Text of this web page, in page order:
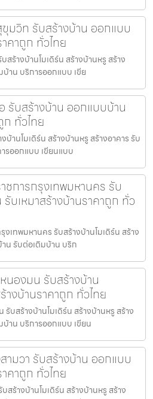
มวิท รับสร้างบ้าน ออกแบบ
คาถูก ทั่วไทย
ร้างบ้านโมเดิร์น สร้างบ้านหรู สร้าง
บ้าน บริการออกแบบ เขีย
รับสร้างบ้าน ออกแบบบ้าน
ก ทั่วไทย
บ้านโมเดิร์น สร้างบ้านหรู สร้างอาคาร รับ
รออกแบบ เขียนแบบ
ชการกรุงเทพมหานคร รับ
บเหมาสร้างบ้านราคาถูก ทั่ว
งเทพมหานคร รับสร้างบ้านโมเดิร์น สร้าง
าน รับต่อเติมบ้าน บริก
นองมน รับสร้างบ้าน
งบ้านราคาถูก ทั่วไทย
บสร้างบ้านโมเดิร์น สร้างบ้านหรู สร้าง
บ้าน บริการออกแบบ เขียน
ามวา รับสร้างบ้าน ออกแบบ
คาถูก ทั่วไทย
สร้างบ้านโมเดิร์น สร้างบ้านหรู สร้าง